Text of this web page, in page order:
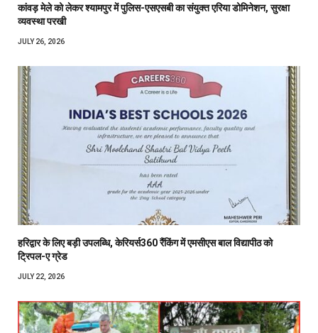
कांवड़ मेले को लेकर श्यामपुर में पुलिस-एसएसबी का संयुक्त एरिया डोमिनेशन, सुरक्षा
व्यवस्था परखी
JULY 26, 2026
हरिद्वार के लिए बड़ी उपलब्धि, केरियर्स360 रैंकिंग में एमसीएस बाल विद्यापीठ को
ट्रिपल-ए ग्रेड
JULY 22, 2026